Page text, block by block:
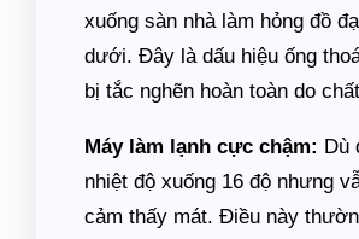
xuống sàn nhà làm hỏng đồ
dưới. Đây là dấu hiệu ống
bị tắc nghẽn hoàn toàn do
Máy làm lạnh cực chậm: Dù
nhiệt độ xuống 16 độ nhưng
cảm thấy mát. Điều này